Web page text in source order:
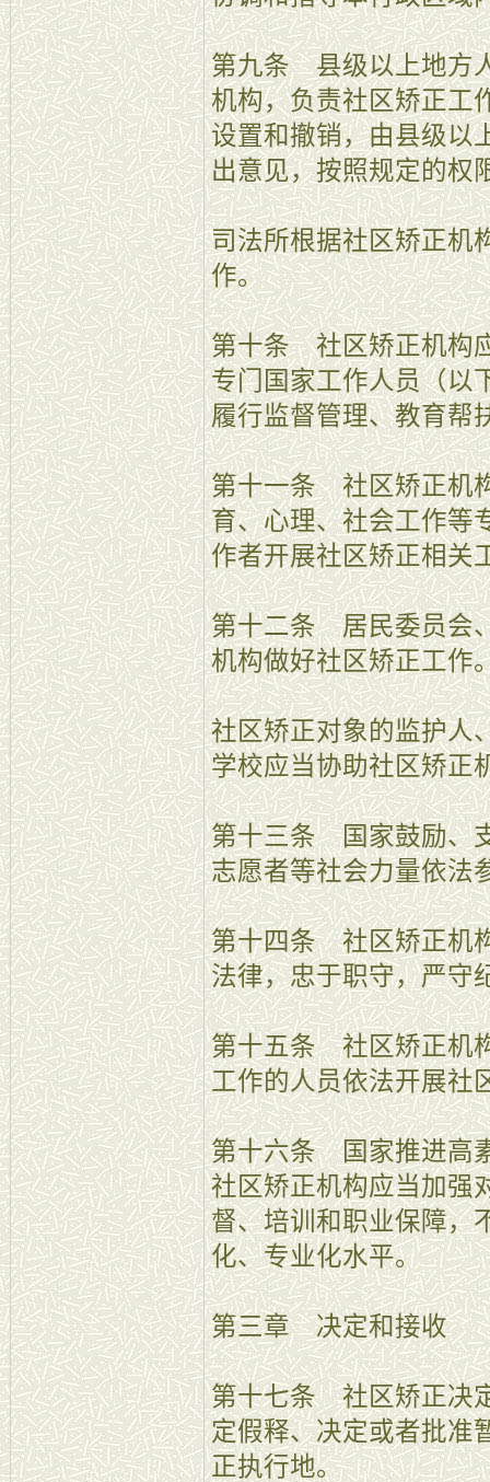
第九条 县级以上地方
机构，负责社区矫正工
设置和撤销，由县级以
出意见，按照规定的权
司法所根据社区矫正机
作。
第十条 社区矫正机构
专门国家工作人员（以
履行监督管理、教育帮
第十一条 社区矫正机
育、心理、社会工作等
作者开展社区矫正相关
第十二条 居民委员会
机构做好社区矫正工作
社区矫正对象的监护人
学校应当协助社区矫正
第十三条 国家鼓励、
志愿者等社会力量依法
第十四条 社区矫正机
法律，忠于职守，严守
第十五条 社区矫正机
工作的人员依法开展社
第十六条 国家推进高
社区矫正机构应当加强
督、培训和职业保障，
化、专业化水平。
第三章 决定和接收
第十七条 社区矫正决
定假释、决定或者批准
正执行地。